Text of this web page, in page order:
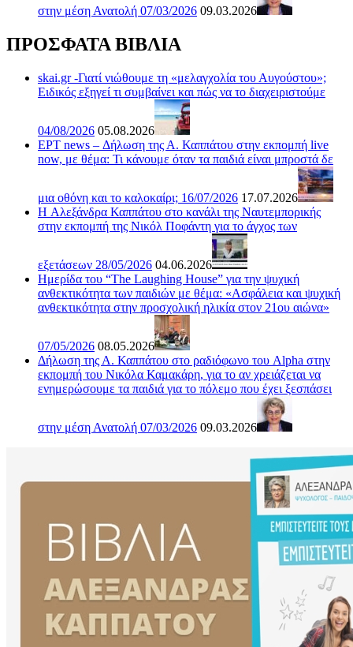
στην μέση Ανατολή 07/03/2026 09.03.2026
ΠΡΟΣΦΑΤΑ ΒΙΒΛΙΑ
skai.gr -Γιατί νιώθουμε τη «μελαγχολία του Αυγούστου»;
Ειδικός εξηγεί τι συμβαίνει και πώς να το διαχειριστούμε
04/08/2026 05.08.2026
ΕΡΤ news – Δήλωση της Α. Καππάτου στην εκπομπή live
now, με θέμα: Τι κάνουμε όταν τα παιδιά είναι μπροστά δε
μια οθόνη και το καλοκαίρι; 16/07/2026 17.07.2026
H Αλεξάνδρα Καππάτου στο κανάλι της Ναυτεμπορικής
στην εκπομπή της Νικόλ Ποφάντη για το άγχος των
εξετάσεων 28/05/2026 04.06.2026
Ημερίδα του “The Laughing House” για την ψυχική
ανθεκτικότητα των παιδιών με θέμα: «Ασφάλεια και ψυχική
ανθεκτικότητα στην προσχολική ηλικία στον 21ου αιώνα»
07/05/2026 08.05.2026
Δήλωση της Α. Καππάτου στο ραδιόφωνο του Alpha στην
εκπομπή του Νικόλα Καμακάρη, για το αν χρειάζεται να
ενημερώσουμε τα παιδιά για το πόλεμο που έχει ξεσπάσει
στην μέση Ανατολή 07/03/2026 09.03.2026